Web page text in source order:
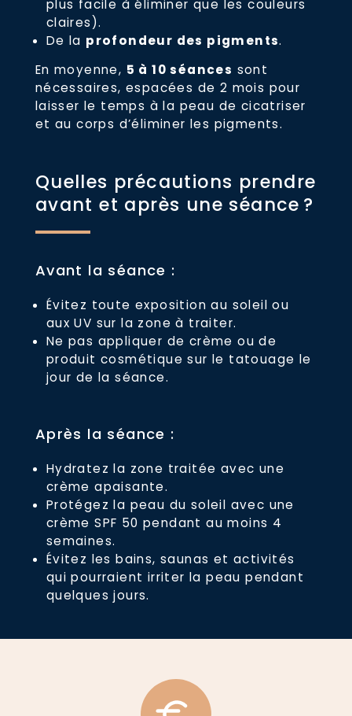
plus facile à éliminer que les couleurs
claires).
De la profondeur des pigments.
En moyenne, 5 à 10 séances sont
nécessaires, espacées de 2 mois pour
laisser le temps à la peau de cicatriser
et au corps d’éliminer les pigments.
Quelles précautions prendre
avant et après une séance ?
Avant la séance :
Évitez toute exposition au soleil ou
aux UV sur la zone à traiter.
Ne pas appliquer de crème ou de
produit cosmétique sur le tatouage le
jour de la séance.
Après la séance :
Hydratez la zone traitée avec une
crème apaisante.
Protégez la peau du soleil avec une
crème SPF 50 pendant au moins 4
semaines.
Évitez les bains, saunas et activités
qui pourraient irriter la peau pendant
quelques jours.